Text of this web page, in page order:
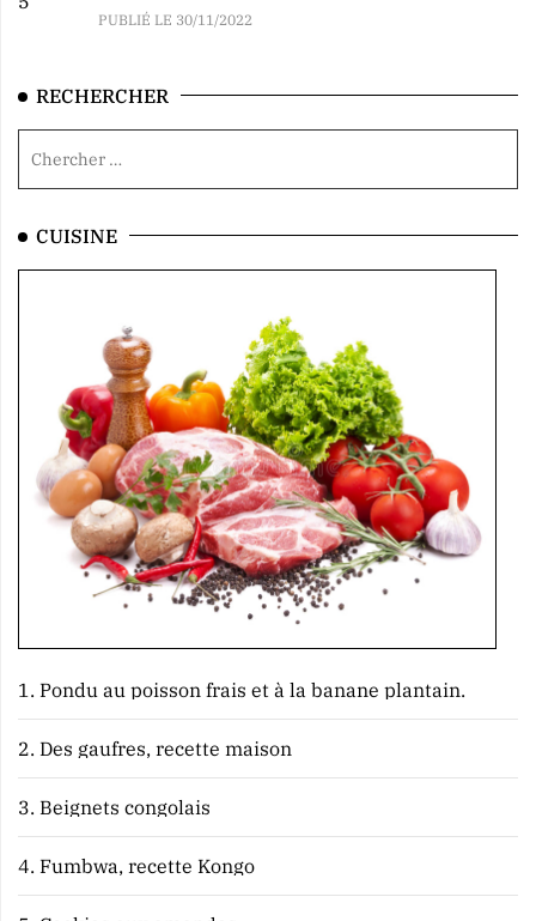
PUBLIÉ LE 30/11/2022
RECHERCHER
CUISINE
1. Pondu au poisson frais et à la banane plantain.
2. Des gaufres, recette maison
3. Beignets congolais
4. Fumbwa, recette Kongo